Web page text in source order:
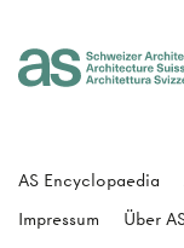
AS Encyclopaedia
Impressum
Über